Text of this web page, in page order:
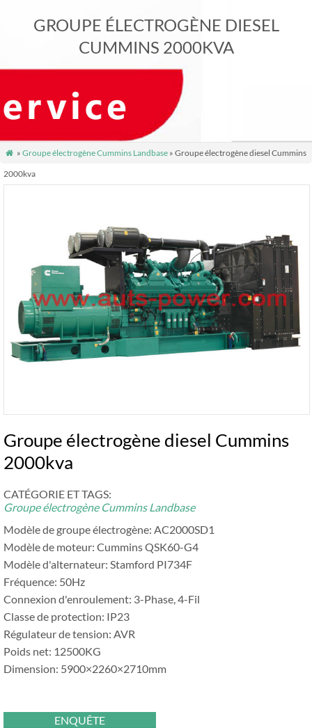
GROUPE ÉLECTROGÈNE DIESEL
CUMMINS 2000KVA
 » Groupe électrogène Cummins Landbase» Groupe électrogène diesel Cummins
2000kva
Groupe électrogène diesel Cummins
2000kva
CATÉGORIE ET ​​TAGS:
Groupe électrogène Cummins Landbase
Modèle de groupe électrogène: AC2000SD1
Modèle de moteur: Cummins QSK60-G4
Modèle d'alternateur: Stamford PI734F
Fréquence: 50Hz
Connexion d'enroulement: 3-Phase, 4-Fil
Classe de protection: IP23
Régulateur de tension: AVR
Poids net: 12500KG
Dimension: 5900×2260×2710mm
ENQUÊTE